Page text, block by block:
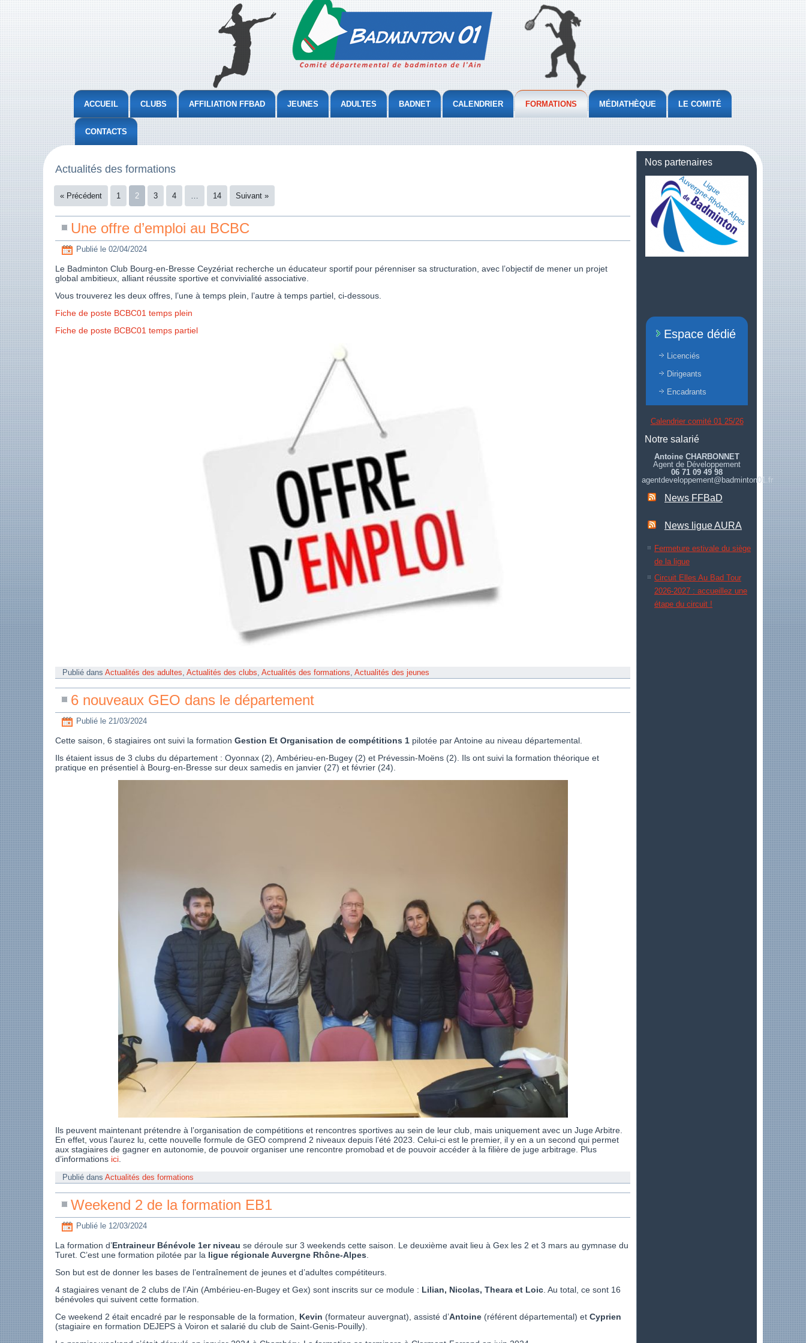
ACCUEIL CLUBS AFFILIATION FFBAD JEUNES ADULTES BADNET CALENDRIER FORMATIONS MÉDIATHÈQUE LE COMITÉ
CONTACTS
Actualités des formations
« Précédent 1 2 3 4 … 14 Suivant »
Une offre d’emploi au BCBC
Publié le 02/04/2024
Le Badminton Club Bourg-en-Bresse Ceyzériat recherche un éducateur sportif pour pérenniser sa structuration, avec l’objectif de mener un projet
global ambitieux, alliant réussite sportive et convivialité associative.
Vous trouverez les deux offres, l’une à temps plein, l’autre à temps partiel, ci-dessous.
Fiche de poste BCBC01 temps plein
Fiche de poste BCBC01 temps partiel
Publié dans Actualités des adultes, Actualités des clubs, Actualités des formations, Actualités des jeunes
6 nouveaux GEO dans le département
Publié le 21/03/2024
Cette saison, 6 stagiaires ont suivi la formation Gestion Et Organisation de compétitions 1 pilotée par Antoine au niveau départemental.
Ils étaient issus de 3 clubs du département : Oyonnax (2), Ambérieu-en-Bugey (2) et Prévessin-Moëns (2). Ils ont suivi la formation théorique et
pratique en présentiel à Bourg-en-Bresse sur deux samedis en janvier (27) et février (24).
Ils peuvent maintenant prétendre à l’organisation de compétitions et rencontres sportives au sein de leur club, mais uniquement avec un Juge Arbitre.
En effet, vous l’aurez lu, cette nouvelle formule de GEO comprend 2 niveaux depuis l’été 2023. Celui-ci est le premier, il y en a un second qui permet
aux stagiaires de gagner en autonomie, de pouvoir organiser une rencontre promobad et de pouvoir accéder à la filière de juge arbitrage. Plus
d’informations ici
Publié dans Actualités des formations
Weekend 2 de la formation EB1
Publié le 12/03/2024
La formation d’Entraineur Bénévole 1er niveau se déroule sur 3 weekends cette saison. Le deuxième avait lieu à Gex les 2 et 3 mars au gymnase du
Turet. C’est une formation pilotée par la ligue régionale Auvergne Rhône-Alpes
Son but est de donner les bases de l’entraînement de jeunes et d’adultes compétiteurs.
4 stagiaires venant de 2 clubs de l’Ain (Ambérieu-en-Bugey et Gex) sont inscrits sur ce module : Lilian, Nicolas, Theara et Loic . Au total, ce sont 16
bénévoles qui suivent cette formation.
Ce weekend 2 était encadré par le responsable de la formation, Kevin (formateur auvergnat), assisté d’Antoine (référent départemental) et Cyprien
(stagiaire en formation DEJEPS à Voiron et salarié du club de Saint-Genis-Pouilly).
Nos partenaires
Espace dédié
Licenciés
Dirigeants
Encadrants
Calendrier comité 01 25/26
Notre salarié
Antoine CHARBONNET
Agent de Développement
06 71 09 49 98
agentdeveloppement@badminton01.fr
News FFBaD
News ligue AURA
Fermeture estivale du siège
de la ligue
Circuit Elles Au Bad Tour
2026-2027 : accueillez une
étape du circuit !